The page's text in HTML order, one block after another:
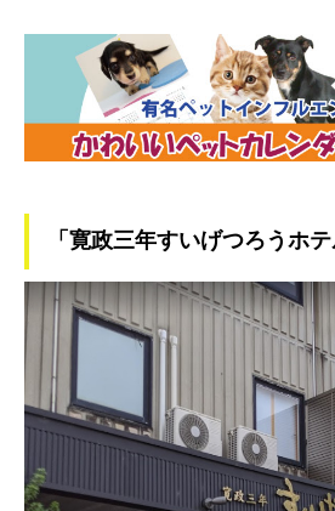
「寛政三年すいげつろうホテ